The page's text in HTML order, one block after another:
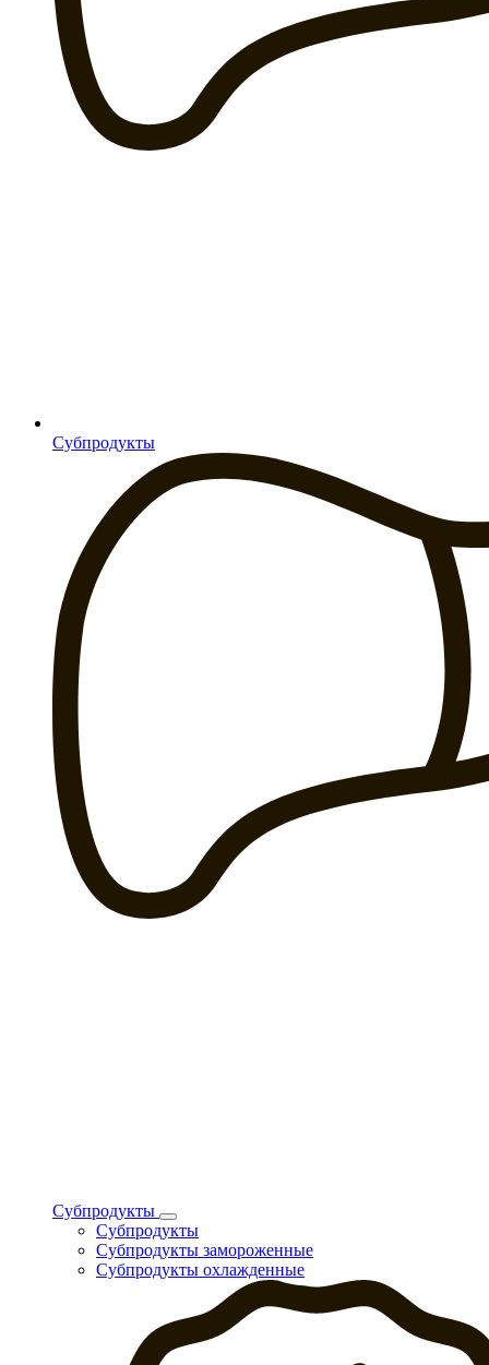
Субпродукты
Субпродукты
Субпродукты
Субпродукты замороженные
Субпродукты охлажденные